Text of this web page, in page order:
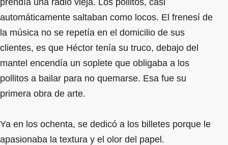
automáticamente saltaban como locos. El frenesí de
la música no se repetía en el domicilio de sus
clientes, es que Héctor tenía su truco, debajo del
mantel encendía un soplete que obligaba a los
pollitos a bailar para no quemarse. Esa fue su
primera obra de arte.
Ya en los ochenta, se dedicó a los billetes porque le
apasionaba la textura y el olor del papel.